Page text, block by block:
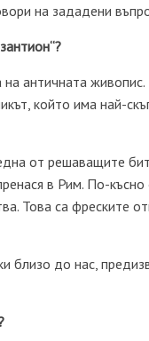
на зададени
античната
който има най-
от решаващите
в Рим. По-
Това са фреските
близо до нас,